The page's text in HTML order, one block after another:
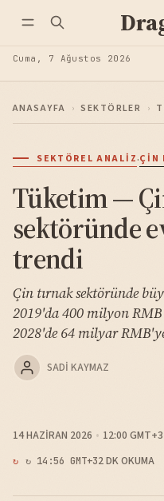
Cuma, 7 Ağustos 2026
ANASAYFA › SEKTÖRLER ›
SEKTÖREL ANALIZ·ÇIN
Tüketim —
sektöründe
trendi
Çin tırnak sektöründe
2019'da 400 milyon
2028'de 64 milyar
SADI KAYMAZ
14 HAZIRAN 2026 12:00 GMT+3
↻ 14:56 GMT+32 DK OKUMA